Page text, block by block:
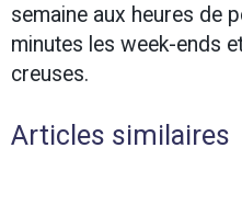
semaine aux heures de
minutes les week-ends
creuses.
Articles similaires